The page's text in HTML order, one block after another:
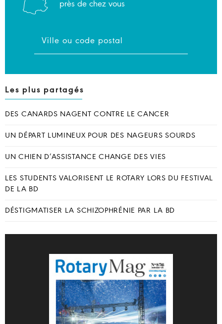
près de chez vous
Les plus partagés
DES CANARDS NAGENT CONTRE LE CANCER
UN DÉPART LUMINEUX POUR DES NAGEURS SOURDS
UN CHIEN D’ASSISTANCE CHANGE DES VIES
LES STUDENTS VALORISENT LE ROTARY LORS DU FESTIVAL
DE LA BD
DÉSTIGMATISER LA SCHIZOPHRÉNIE PAR LA BD